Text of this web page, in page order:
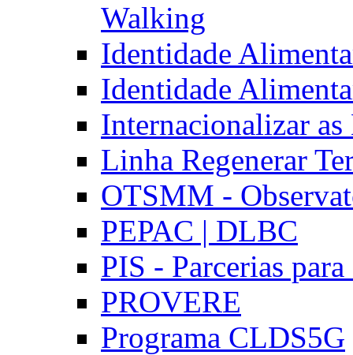
Walking
Identidade
Identidade
Internacionalizar
Linha Regenerar
OTSMM -
PEPAC | DLBC
PIS - Parcerias
PROVERE
Programa CLDS5G